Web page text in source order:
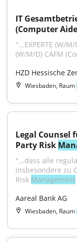
IT
(Computer
"...EXPERTE (W/
(W/M/D) CAFM
HZD Hessische
Wiesbaden, Raum
Legal Counsel
Party Risk
"...dass alle
insbesondere zu
Risk Management
Aareal Bank AG
Wiesbaden, Raum